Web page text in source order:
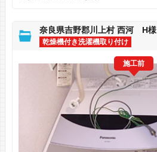
奈良県吉野郡川上村 西河 H様
乾燥機付き洗濯機取り付け
施工前